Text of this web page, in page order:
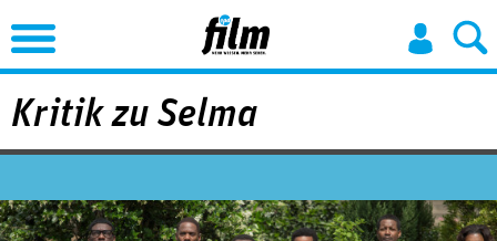
Jump to Navigation
Kritik zu Selma